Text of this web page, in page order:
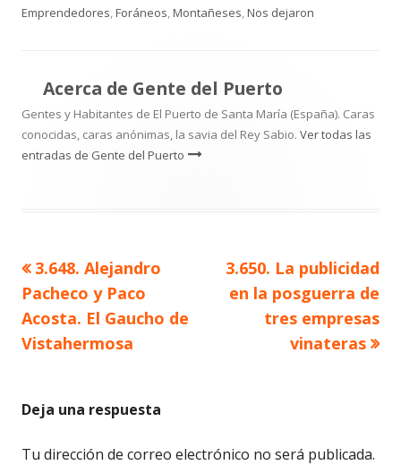
el
Emprendedores Foráneos Montañeses Nos dejaron
Acerca de Gente del Puerto
Gentes y Habitantes de El Puerto de Santa María (España). Caras
conocidas, caras anónimas, la savia del Rey Sabio. Ver todas las
entradas de Gente del Puerto
Navegación
de
entradas
Artículo
anterior
3.648. Alejandro
Pacheco y Paco
Acosta. El Gaucho de
Vistahermosa
Artículo
siguiente
3.650. La publicidad
en la posguerra de
tres empresas
vinateras
Deja una respuesta
Tu dirección de correo electrónico no será publicada.